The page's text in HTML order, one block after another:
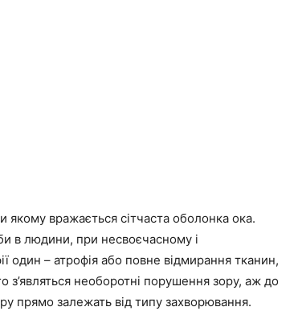
якому вражається сітчаста оболонка ока.
в людини, при несвоєчасному і
один – атрофія або повне відмирання тканин,
з’являться необоротні порушення зору, аж до
прямо залежать від типу захворювання.